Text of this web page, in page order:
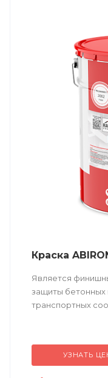
Краска
Является
защиты
транспортных
Техническое
УЗНАТЬ